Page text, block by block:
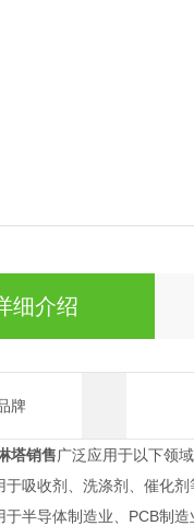
细介绍
牌
塔销售广泛应用于以下领域
于吸收剂、洗涤剂、催化
于半导体制造业、PCB制造